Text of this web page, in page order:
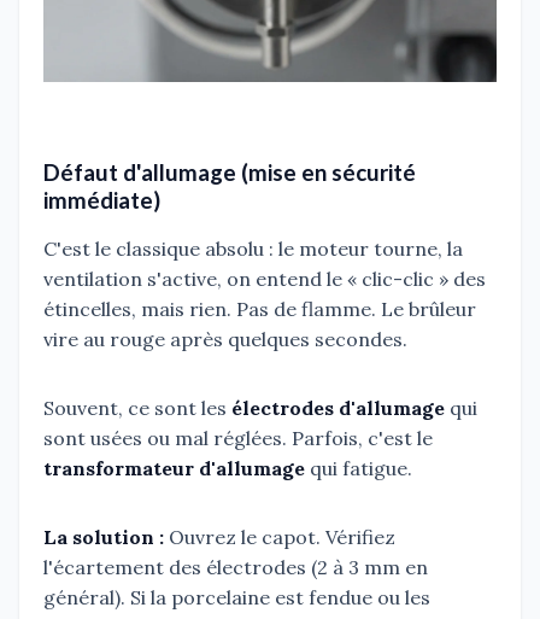
Défaut d'allumage (mise en sécurité
immédiate)
C'est le classique absolu : le moteur tourne, la
ventilation s'active, on entend le « clic-clic » des
étincelles, mais rien. Pas de flamme. Le brûleur
vire au rouge après quelques secondes.
Souvent, ce sont les électrodes d'allumage qui
sont usées ou mal réglées. Parfois, c'est le
transformateur d'allumage qui fatigue.
La solution : Ouvrez le capot. Vérifiez
l'écartement des électrodes (2 à 3 mm en
général). Si la porcelaine est fendue ou les